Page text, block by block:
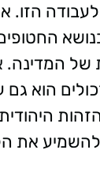
הזו.
המדינה.
הוא
ולהשמיע את